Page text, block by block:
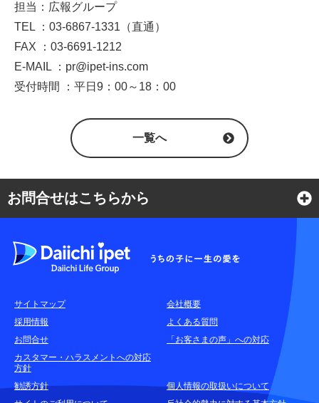
担当：広報グループ
TEL ：03-6867-1331（直通）
FAX ：03-6691-1212
E-MAIL ：pr@ipet-ins.com
受付時間 ：平日9：00～18：00
一覧へ
お問合せはこちらから
各種お問合せ窓口
耳や言葉の不自由なお客さまのお問合せ窓口
お申込みをご検討中のお客さま
(商品に関するお問合せ・資料請求)
資料請求はこちら
サイトマップ
会社概要
採用情報
よくある質問
お問合せ
「お客さまの声」への対応
カスタマー・ハラスメントへの対応
方針
勧誘方針
個人情報の取扱いについて